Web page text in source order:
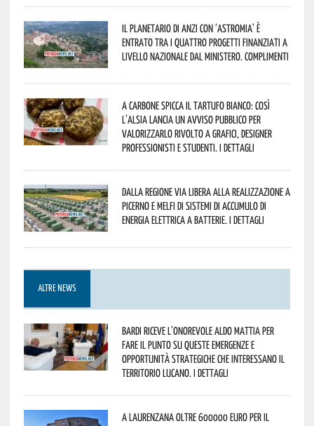
Il Planetario di Anzi con ‘Astromia’ è
entrato tra i quattro progetti finanziati a
livello nazionale dal Ministero. Complimenti
A Carbone spicca il tartufo bianco: così
l’Alsia lancia un avviso pubblico per
valorizzarlo rivolto a grafici, designer
professionisti e studenti. I dettagli
Dalla Regione via libera alla realizzazione a
Picerno e Melfi di sistemi di accumulo di
energia elettrica a batterie. I dettagli
ALTRE NEWS
Bardi riceve l’onorevole Aldo Mattia per
fare il punto su queste emergenze e
opportunità strategiche che interessano il
territorio lucano. I dettagli
A Laurenzana oltre 600000 euro per il